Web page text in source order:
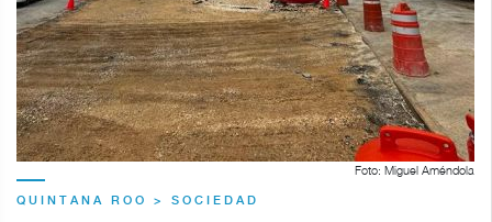
Foto: Miguel Améndola
QUINTANA ROO > SOCIEDAD